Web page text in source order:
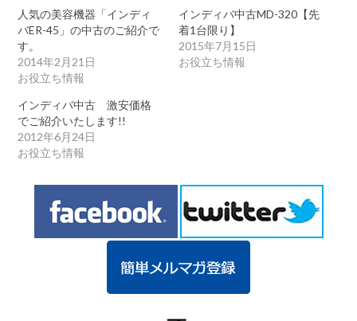
人気の美容機器「インディ
バER-45」の中古のご紹介で
す。
2014年2月21日
お役立ち情報
インディバ中古MD-320【先
着1台限り】
2015年7月15日
お役立ち情報
インディバ中古 激安価格
でご紹介いたします!!
2012年6月24日
お役立ち情報